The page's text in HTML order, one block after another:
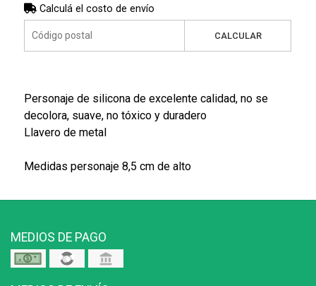
Calculá el costo de envío
CALCULAR
Personaje de silicona de excelente calidad, no se
decolora, suave, no tóxico y duradero
Llavero de metal
Medidas personaje 8,5 cm de alto
MEDIOS DE PAGO